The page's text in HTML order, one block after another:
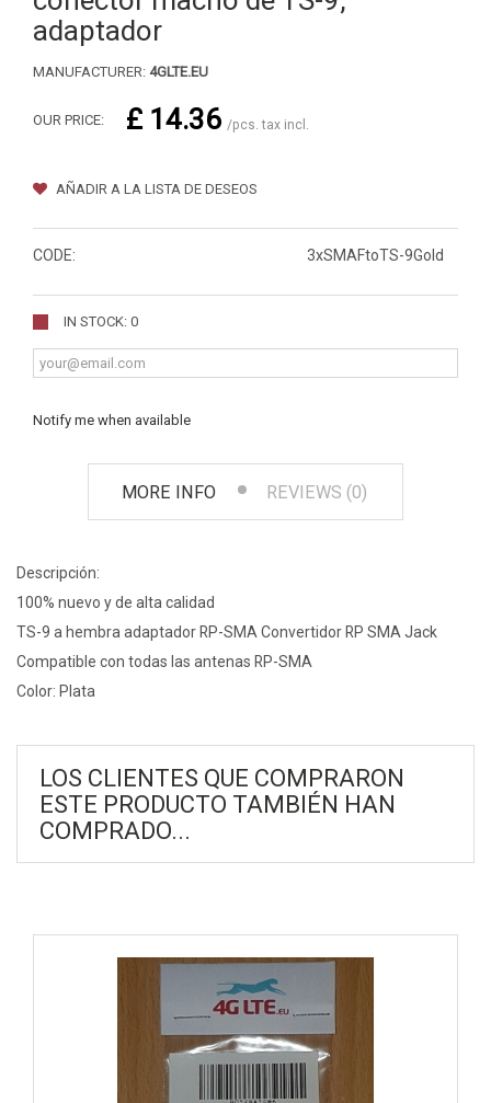
adaptador
MANUFACTURER: 4GLTE.EU
OUR PRICE: £ 14.36 /pcs. tax incl.
AÑADIR A LA LISTA DE DESEOS
CODE: 3xSMAFtoTS-9Gold
IN STOCK: 0
Notify me when available
MORE INFO REVIEWS (0)
Descripción:
100% nuevo y de alta calidad
TS-9 a hembra adaptador RP-SMA Convertidor RP SMA Jack
Compatible con todas las antenas RP-SMA
Color: Plata
LOS CLIENTES QUE COMPRARON
ESTE PRODUCTO TAMBIÉN HAN
COMPRADO...